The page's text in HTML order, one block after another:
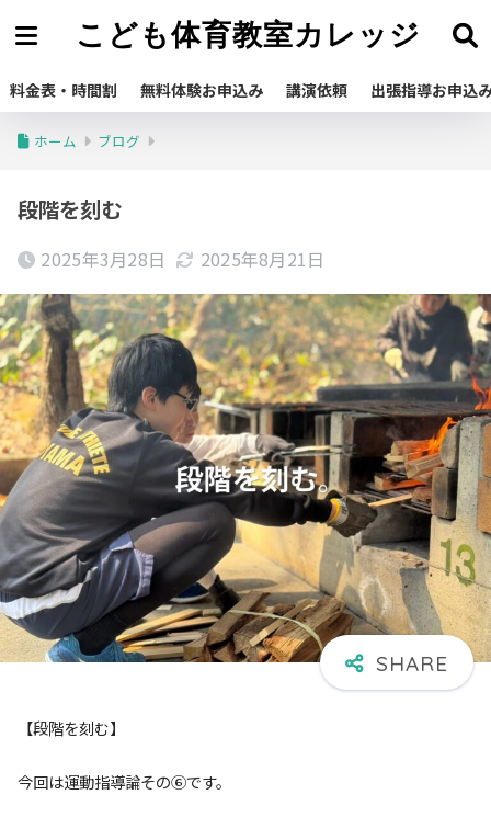
こども体育教室カレッジ
料金表・時間割 無料体験お申込み 講演依頼 出張指導お申込
ホーム ブログ
段階を刻む
2025年3月28日 2025年8月21日
【段階を刻む】
今回は運動指導論その⑥です。